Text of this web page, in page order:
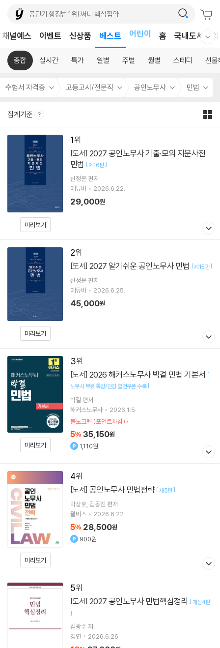
채널예스 이벤트 신상품 베스트
독후감
홈 국내도서
종합 실시간 특가 일별 주별 월별 스테디 선물
수험서 자격증 고등고시/전문직 공인노무사 민법
집계기준
1
미리보기
[도서]
민법 [제16판]
신정운 편저
에듀비
2026.6.22.
29,000원
2
미리보기
[도서] 2027 알기쉬운 공인노무사 민법 [제15판]
신정운 편저
에듀비
2026.6.25.
45,000원
3
미리보기
[도서] 2026 해커스노무사 박결 민법 기본서 [
노무사 무료 특강/인강 할인쿠폰 수록]
박결 편저
해커스노무사
2026.1.5.
볼노크펜 (포인트차감)
5% 35,150원
1,110원
4
미리보기
[도서] 공인노무사 민법전략 [제5판]
박상호 김동진 편저
윌비스
2026.6.22.
5% 28,500원
900원
5
[도서] 2027 공인노무사 민법핵심정리 [개정4판
]
김광수저
경연
2026.6.26.